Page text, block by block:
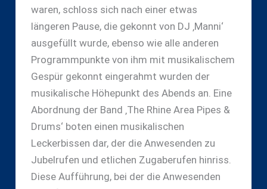
waren, schloss sich nach einer etwas
längeren Pause, die gekonnt von DJ ‚Manni‘
ausgefüllt wurde, ebenso wie alle anderen
Programmpunkte von ihm mit musikalischem
Gespür gekonnt eingerahmt wurden der
musikalische Höhepunkt des Abends an. Eine
Abordnung der Band ‚The Rhine Area Pipes &
Drums‘ boten einen musikalischen
Leckerbissen dar, der die Anwesenden zu
Jubelrufen und etlichen Zugaberufen hinriss.
Diese Aufführung, bei der die Anwesenden